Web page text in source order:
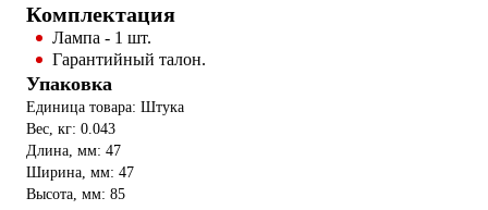
Комплектация
Лампа - 1 шт.
Гарантийный талон.
Упаковка
Единица товара: Штука
Вес, кг: 0.043
Длина, мм: 47
Ширина, мм: 47
Высота, мм: 85